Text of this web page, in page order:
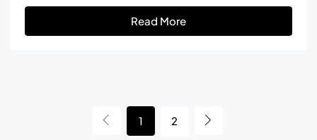
Read More
1 2